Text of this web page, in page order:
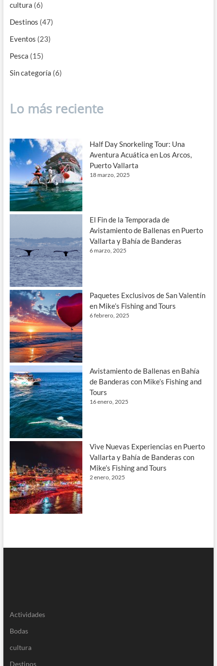
cultura (6)
Destinos (47)
Eventos (23)
Pesca (15)
Sin categoría (6)
Lo más reciente
Half Day Snorkeling Tour: Una
Aventura Acuática en Los Arcos,
Puerto Vallarta
18 marzo, 2025
El Fin de la Temporada de
Avistamiento de Ballenas en Puerto
Vallarta y Bahía de Banderas
6 marzo, 2025
Paquetes Exclusivos de San Valentín
en Mike’s Fishing and Tours
6 febrero, 2025
Avistamiento de Ballenas en Bahía
de Banderas con Mike’s Fishing and
Tours
16 enero, 2025
Vive Nuevas Experiencias en Puerto
Vallarta y Bahía de Banderas con
Mike’s Fishing and Tours
2 enero, 2025
Actividades
Bodas
cultura
Destinos